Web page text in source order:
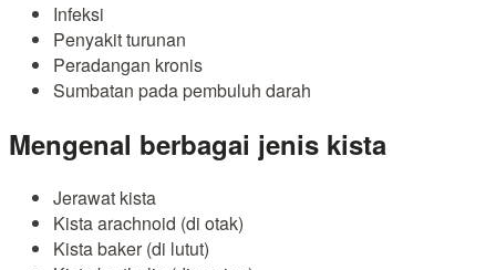
Infeksi
Penyakit turunan
Peradangan kronis
Sumbatan pada pembuluh darah
Mengenal berbagai jenis kista
Jerawat kista
Kista arachnoid (di otak)
Kista baker (di lutut)